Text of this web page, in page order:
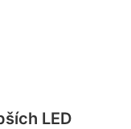
LED